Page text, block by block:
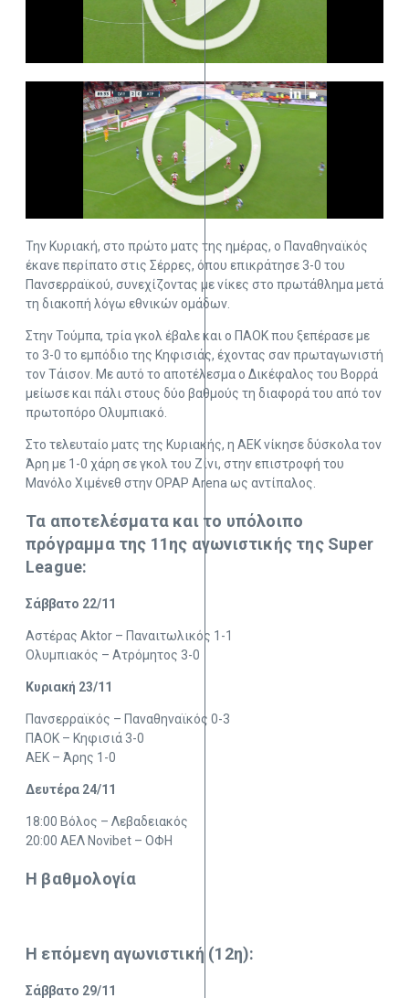
Την Κυριακή, στο πρώτο ματς της ημέρας, ο Παναθηναϊκός
έκανε περίπατο στις Σέρρες, όπου επικράτησε 3-0 του
Πανσερραϊκού, συνεχίζοντας με νίκες στο πρωτάθλημα μετά
τη διακοπή λόγω εθνικών ομάδων.
Στην Τούμπα, τρία γκολ έβαλε και ο ΠΑΟΚ που ξεπέρασε με
το 3-0 το εμπόδιο της Κηφισιάς, έχοντας σαν πρωταγωνιστή
τον Τάισον. Με αυτό το αποτέλεσμα ο Δικέφαλος του Βορρά
μείωσε και πάλι στους δύο βαθμούς τη διαφορά του από τον
πρωτοπόρο Ολυμπιακό.
Στο τελευταίο ματς της Κυριακής, η ΑΕΚ νίκησε δύσκολα τον
Άρη με 1-0 χάρη σε γκολ του Ζίνι, στην επιστροφή του
Μανόλο Χιμένεθ στην OPAP Arena ως αντίπαλος.
Τα αποτελέσματα και το υπόλοιπο
πρόγραμμα της 11ης αγωνιστικής της Super
League:
Σάββατο 22/11
Αστέρας Aktor – Παναιτωλικός 1-1
Ολυμπιακός – Ατρόμητος 3-0
Κυριακή 23/11
Πανσερραϊκός – Παναθηναϊκός 0-3
ΠΑΟΚ – Κηφισιά 3-0
ΑΕΚ – Άρης 1-0
Δευτέρα 24/11
18:00 Βόλος – Λεβαδειακός
20:00 ΑΕΛ Novibet – ΟΦΗ
Η βαθμολογία
Η επόμενη αγωνιστική (12η):
Σάββατο 29/11